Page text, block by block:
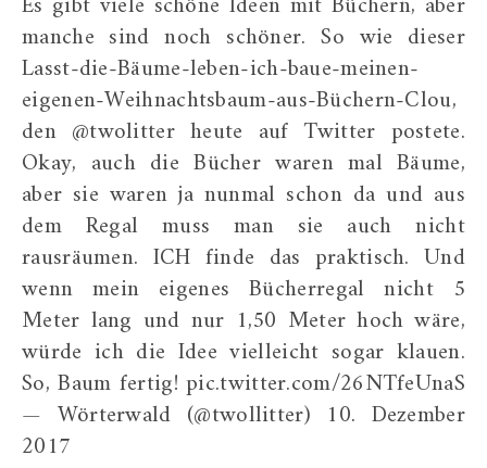
manche sind noch schöner. So wie dieser
Lasst-die-Bäume-leben-ich-baue-meinen-
eigenen-Weihnachtsbaum-aus-Büchern-Clou,
den @twolitter heute auf Twitter postete.
Okay, auch die Bücher waren mal Bäume,
aber sie waren ja nunmal schon da und aus
dem Regal muss man sie auch nicht
rausräumen. ICH finde das praktisch. Und
wenn mein eigenes Bücherregal nicht 5
Meter lang und nur 1,50 Meter hoch wäre,
würde ich die Idee vielleicht sogar klauen.
So, Baum fertig! pic.twitter.com/26NTfeUnaS
— Wörterwald (@twollitter) 10. Dezember
2017